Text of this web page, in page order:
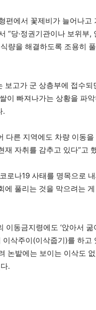
편에서 꽃제비가 늘어나고
“당·정권기관이나 보위부,
량을 해결하도록 조용히
고가 군 상층부에 접수되
이 빠져나가는 상황을 파
.
다른 지역에도 차량 이동
재 자취를 감추고 있다”고
로나19 사태를 명목으로
풀리는 것을 막으려는
동금지령에도 ‘앉아서 굶
삭주이(이삭줍기)를 하고
논밭에는 보이는 이삭도
.